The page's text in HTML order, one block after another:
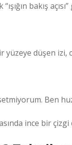
bakış
yüzeye düşen izi,
Ben
ince bir